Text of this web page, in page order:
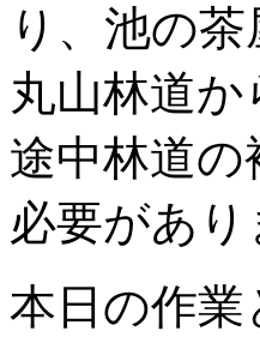
り、池の
丸山林道
途中林道
必要があり
本日の作